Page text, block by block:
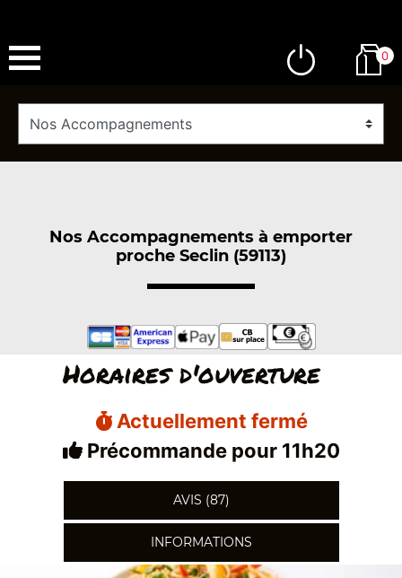
0
Nos Accompagnements à emporter
proche Seclin (59113)
Horaires d'ouverture
Actuellement fermé
Précommande pour 11h20
AVIS (87)
INFORMATIONS